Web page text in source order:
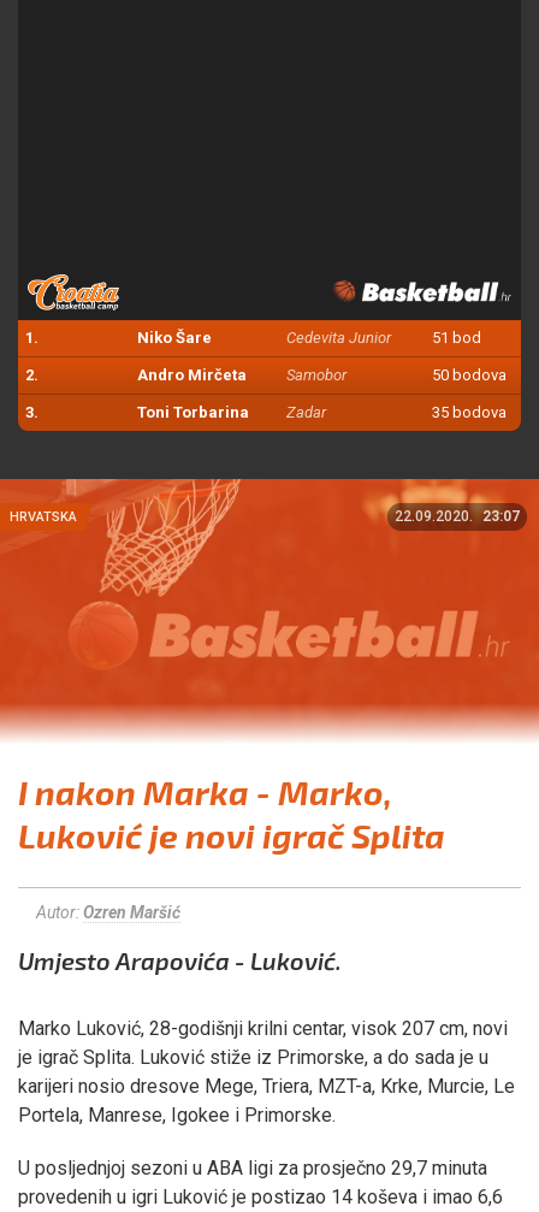
1. Niko Šare Cedevita Junior 51 bod
2. Andro Mirčeta Samobor 50 bodova
3. Toni Torbarina Zadar 35 bodova
HRVATSKA 22.09.2020. 23:07
I nakon Marka - Marko,
Luković je novi igrač Splita
Autor:Ozren Maršić
Umjesto Arapovića - Luković.
Marko Luković, 28-godišnji krilni centar, visok 207 cm, novi
je igrač Splita. Luković stiže iz Primorske, a do sada je u
karijeri nosio dresove Mege, Triera, MZT-a, Krke, Murcie, Le
Portela, Manrese, Igokee i Primorske.
U posljednjoj sezoni u ABA ligi za prosječno 29,7 minuta
provedenih u igri Luković je postizao 14 koševa i imao 6,6